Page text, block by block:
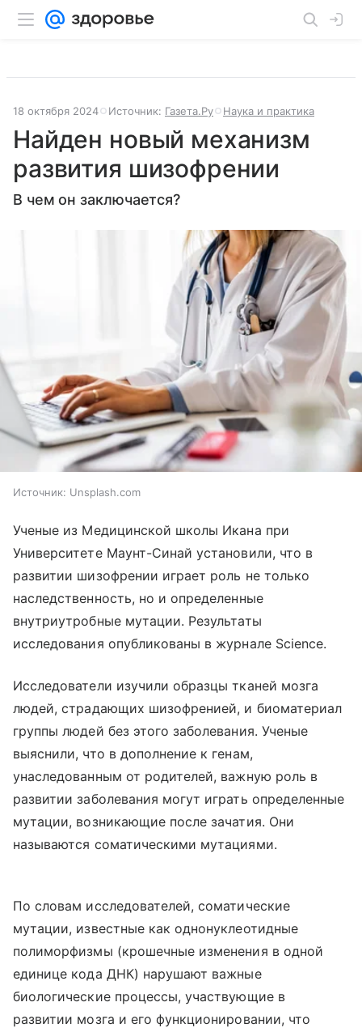
18 октября 2024 Источник: Газета.Ру Наука и практика
Найден новый механизм
развития шизофрении
В чем он заключается?
Источник: Unsplash.com
Ученые из Медицинской школы Икана при
Университете Маунт-Синай установили, что в
развитии шизофрении играет роль не только
наследственность, но и определенные
внутриутробные мутации. Результаты
исследования опубликованы в журнале Science.
Исследователи изучили образцы тканей мозга
людей, страдающих шизофренией, и биоматериал
группы людей без этого заболевания. Ученые
выяснили, что в дополнение к генам,
унаследованным от родителей, важную роль в
развитии заболевания могут играть определенные
мутации, возникающие после зачатия. Они
называются соматическими мутациями.
По словам исследователей, соматические
мутации, известные как однонуклеотидные
полиморфизмы (крошечные изменения в одной
единице кода ДНК) нарушают важные
биологические процессы, участвующие в
развитии мозга и его функционировании, что